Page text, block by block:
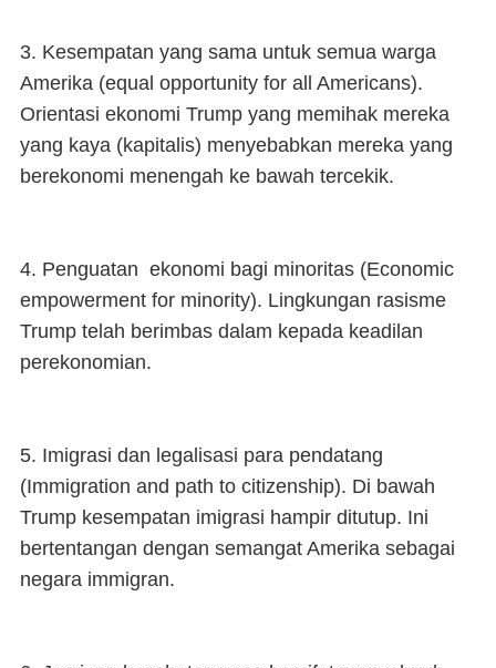
3. Kesempatan yang sama untuk semua warga
Amerika (equal opportunity for all Americans).
Orientasi ekonomi Trump yang memihak mereka
yang kaya (kapitalis) menyebabkan mereka yang
berekonomi menengah ke bawah tercekik.
4. Penguatan ekonomi bagi minoritas (Economic
empowerment for minority). Lingkungan rasisme
Trump telah berimbas dalam kepada keadilan
perekonomian.
5. Imigrasi dan legalisasi para pendatang
(Immigration and path to citizenship). Di bawah
Trump kesempatan imigrasi hampir ditutup. Ini
bertentangan dengan semangat Amerika sebagai
negara immigran.